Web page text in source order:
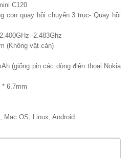
C120
con quay hồi chuyển 3 trục- Quay hồi
-2.483Ghz
(Không vật cản)
(giống pin các dòng điện thoại Nokia
6.7mm
OS, Linux, Android